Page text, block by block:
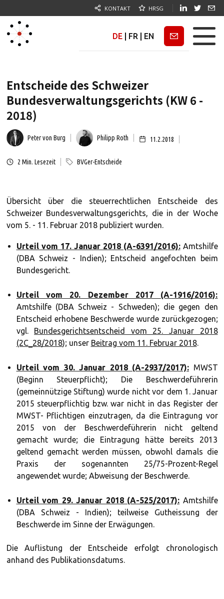
KONTAKT HRSG
DE FR EN Newsletter
Entscheide des Schweizer
Bundesverwaltungsgerichts (KW 6 -
2018)
Peter von Burg Philipp Roth 11.2.2018
2 Min. Lesezeit BVGer-Entscheide
Übersicht über die steuerrechtlichen Entscheide des
Schweizer Bundesverwaltungsgerichts, die in der Woche
vom 5. - 11. Februar 2018 publiziert wurden.
Urteil vom 17. Januar 2018 (A-6391/2016):Amtshilfe
(DBA Schweiz - Indien); Entscheid angefochten beim
Bundesgericht.
Urteil vom 20. Dezember 2017 (A-1916/2016):
Amtshilfe (DBA Schweiz - Schweden); die gegen den
Entscheid erhobene Beschwerde wurde zurückgezogen;
vgl. Bundesgerichtsentscheid vom 25. Januar 2018
(2C_28/2018); unser Beitrag vom 11. Februar 2018.
Urteil vom 30. Januar 2018 (A-2937/2017): MWST
(Beginn Steuerpflicht); Die Beschwerdeführerin
(gemeinnützige Stiftung) wurde nicht vor dem 1. Januar
2015 steuerpflichtig bzw. war nicht in das Register der
MWST- Pflichtigen einzutragen, da die Eintragung vor
2015 von der Beschwerdeführerin nicht geltend
gemacht wurde; die Eintragung hätte bereits 2013
geltend gemacht werden müssen, obwohl damals die
Praxis der sogenannten 25/75-Prozent-Regel
angewendet wurde; Abweisung der Beschwerde.
Urteil vom 29. Januar 2018 (A-525/2017): Amtshilfe
(DBA Schweiz - Indien); teilweise Gutheissung der
Beschwerde im Sinne der Erwägungen.
Die Auflistung der Entscheide erfolgt chronologisch
anhand des Publikationsdatums.